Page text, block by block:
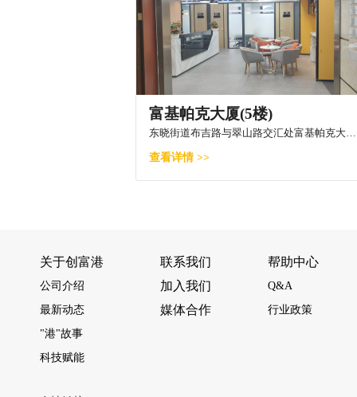
富基帕克大厦(5楼)
东晓街道布吉路与翠山路交汇处富基帕克大厦5楼
查看详情 >>
关于创富港
公司介绍
最新动态
"港"故事
科技赋能
联系我们
加入我们
媒体合作
帮助中心
Q&A
行业政策